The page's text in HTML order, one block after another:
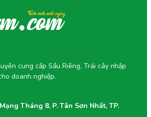
cung cấp Sầu Riêng, Trái cây nhập
doanh nghiệp.
Tháng 8, P. Tân Sơn Nhất, TP.